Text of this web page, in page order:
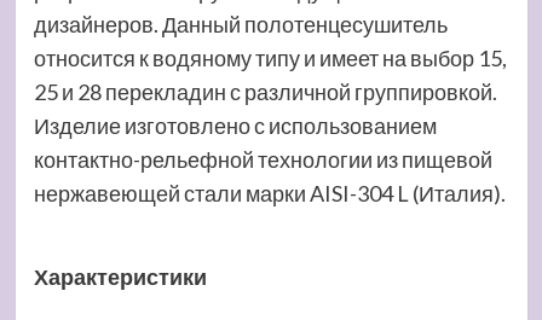
дизайнеров. Данный полотенцесушитель
относится к водяному типу и имеет на выбор 15,
25 и 28 перекладин с различной группировкой.
Изделие изготовлено с использованием
контактно-рельефной технологии из пищевой
нержавеющей стали марки AISI-304 L (Италия).
Характеристики